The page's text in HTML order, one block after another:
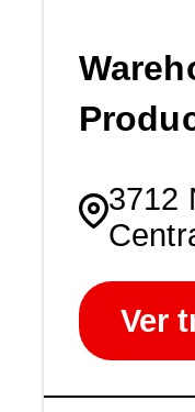
3712
Ver